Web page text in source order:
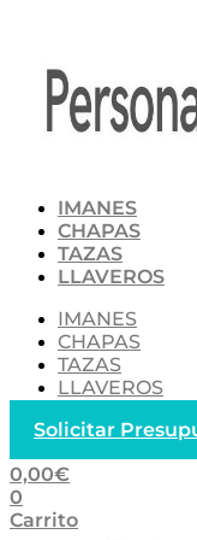
IMANES
CHAPAS
TAZAS
LLAVEROS
IMANES
CHAPAS
TAZAS
LLAVEROS
Solicitar
0,00€
0
Carrito